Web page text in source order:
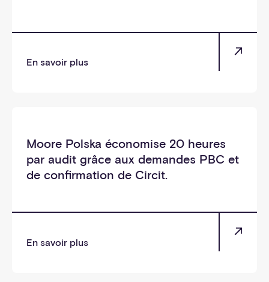
En savoir plus
Moore Polska économise 20 heures
par audit grâce aux demandes PBC et
de confirmation de Circit.
En savoir plus